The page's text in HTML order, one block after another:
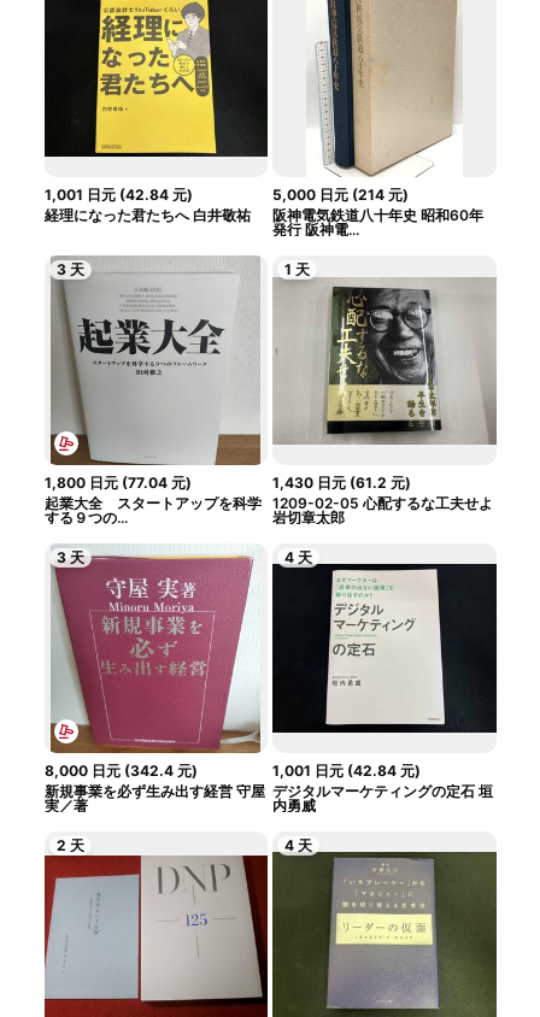
1,001 日元(42.84 元)
経理になった君たちへ 白井敬祐
5,000 日元 (214 元)
阪神電気鉄道八十年史 昭和60年
発行 阪神電...
3 天
1,800 日元(77.04 元)
起業大全 スタートアップを科学
する９つの...
1 天
1,430 日元 (61.2 元)
1209-02-05 心配するな工夫せよ
岩切章太郎
3 天
8,000 日元(342.4 元)
新規事業を必ず生み出す経営 守屋
実／著
4 天
1,001 日元 (42.84 元)
デジタルマーケティングの定石 垣
内勇威
2 天 4 天